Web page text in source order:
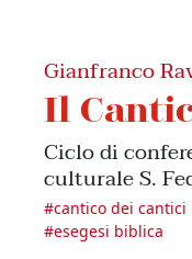
Gianfranco
Il
Ciclo di
culturale S.
#cantico dei cantici
#esegesi biblica